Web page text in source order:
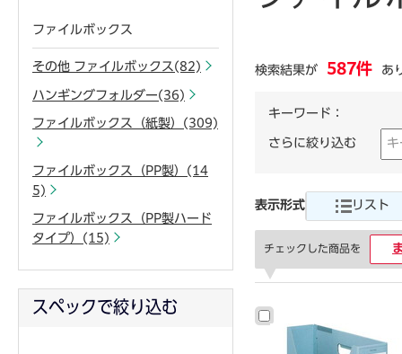
検索結果が 587件 あ
キーワード：
さらに絞り込む
表示形式 リスト
チェックした商品を
ファイルボックス
その他 ファイルボックス(82)
ハンギングフォルダー(36)
ファイルボックス（紙製）(309)
ファイルボックス（PP製）(14
5)
ファイルボックス（PP製ハード
タイプ）(15)
スペックで絞り込む